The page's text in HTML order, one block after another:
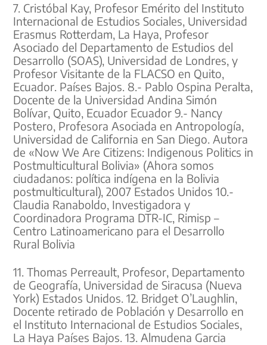
7. Cristóbal Kay, Profesor Emérito del Instituto
Internacional de Estudios Sociales, Universidad
Erasmus Rotterdam, La Haya, Profesor
Asociado del Departamento de Estudios del
Desarrollo (SOAS), Universidad de Londres, y
Profesor Visitante de la FLACSO en Quito,
Ecuador. Países Bajos. 8.- Pablo Ospina Peralta,
Docente de la Universidad Andina Simón
Bolívar, Quito, Ecuador Ecuador 9.- Nancy
Postero, Profesora Asociada en Antropología,
Universidad de California en San Diego. Autora
de «Now We Are Citizens: Indigenous Politics in
Postmulticultural Bolivia» (Ahora somos
ciudadanos: política indígena en la Bolivia
postmulticultural), 2007 Estados Unidos 10.-
Claudia Ranaboldo, Investigadora y
Coordinadora Programa DTR-IC, Rimisp –
Centro Latinoamericano para el Desarrollo
Rural Bolivia
11. Thomas Perreault, Profesor, Departamento
de Geografía, Universidad de Siracusa (Nueva
York) Estados Unidos. 12. Bridget O’Laughlin,
Docente retirado de Población y Desarrollo en
el Instituto Internacional de Estudios Sociales,
La Haya Países Bajos. 13. Almudena Garcia